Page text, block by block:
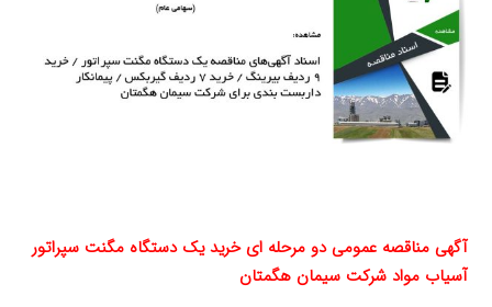
آگهی مناقصه عمومی دو مرحله ای خرید یک دستگاه مگنت سپراتور
آسیاب مواد شرکت سیمان هگمتان